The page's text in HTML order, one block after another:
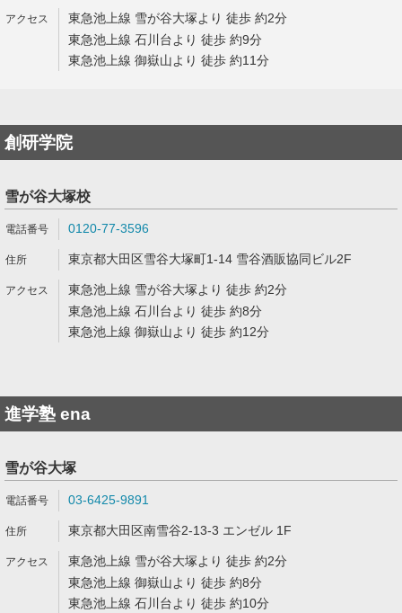
東急池上線 雪が谷大塚より 徒歩 約2分
東急池上線 石川台より 徒歩 約9分
東急池上線 御嶽山より 徒歩 約11分
創研学院
雪が谷大塚校
0120-77-3596
東京都大田区雪谷大塚町1-14 雪谷酒販協同ビル2F
東急池上線 雪が谷大塚より 徒歩 約2分
東急池上線 石川台より 徒歩 約8分
東急池上線 御嶽山より 徒歩 約12分
進学塾 ena
雪が谷大塚
03-6425-9891
東京都大田区南雪谷2-13-3 エンゼル 1F
東急池上線 雪が谷大塚より 徒歩 約2分
東急池上線 御嶽山より 徒歩 約8分
東急池上線 石川台より 徒歩 約10分